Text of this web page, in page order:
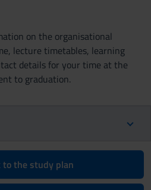
on the organisational
lecture timetables, learning
details for your time at the
to graduation.
to the study plan